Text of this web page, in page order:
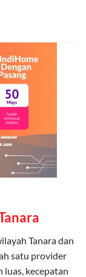
Tanara dan
satu provider
kecepatan